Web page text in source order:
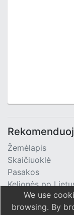
Žemėlapis
Skaičiuoklė
Pasakos
Kelionės po
TV Programa
We use
browsing. By